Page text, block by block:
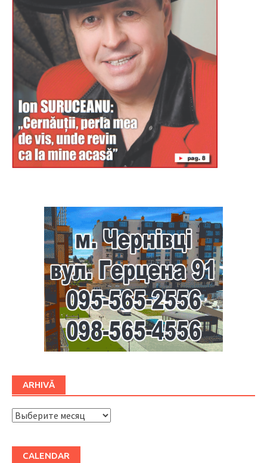
ARHIVĂ
ARHIVĂ
CALENDAR